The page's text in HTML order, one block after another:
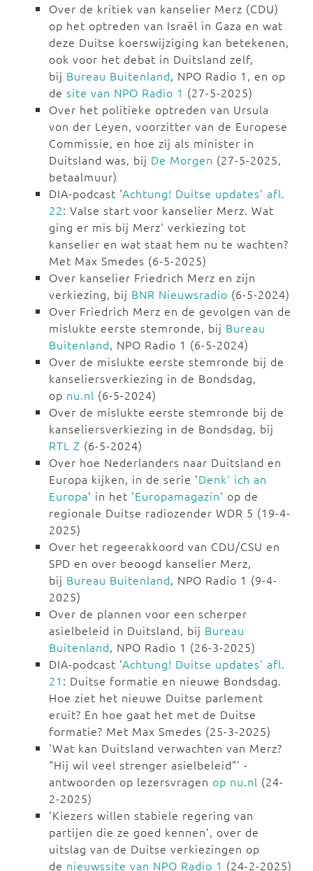
Over de kritiek van kanselier Merz (CDU)
op het optreden van Israël in Gaza en wat
deze Duitse koerswijziging kan betekenen,
ook voor het debat in Duitsland zelf,
bij Bureau Buitenland, NPO Radio 1, en op
de site van NPO Radio 1 (27-5-2025)
Over het politieke optreden van Ursula
von der Leyen, voorzitter van de Europese
Commissie, en hoe zij als minister in
Duitsland was, bij De Morgen (27-5-2025,
betaalmuur)
DIA-podcast 'Achtung! Duitse updates' afl.
22: Valse start voor kanselier Merz. Wat
ging er mis bij Merz' verkiezing tot
kanselier en wat staat hem nu te wachten?
Met Max Smedes (6-5-2025)
Over kanselier Friedrich Merz en zijn
verkiezing, bij BNR Nieuwsradio (6-5-2024)
Over Friedrich Merz en de gevolgen van de
mislukte eerste stemronde, bij Bureau
Buitenland, NPO Radio 1 (6-5-2024)
Over de mislukte eerste stemronde bij de
kanseliersverkiezing in de Bondsdag,
op nu.nl (6-5-2024)
Over de mislukte eerste stemronde bij de
kanseliersverkiezing in de Bondsdag, bij
RTL Z (6-5-2024)
Over hoe Nederlanders naar Duitsland en
Europa kijken, in de serie 'Denk' ich an
Europa' in het 'Europamagazin' op de
regionale Duitse radiozender WDR 5 (19-4-
2025)
Over het regeerakkoord van CDU/CSU en
SPD en over beoogd kanselier Merz,
bij Bureau Buitenland, NPO Radio 1 (9-4-
2025)
Over de plannen voor een scherper
asielbeleid in Duitsland, bij Bureau
Buitenland, NPO Radio 1 (26-3-2025)
DIA-podcast 'Achtung! Duitse updates' afl.
21 : Duitse formatie en nieuwe Bondsdag.
Hoe ziet het nieuwe Duitse parlement
eruit? En hoe gaat het met de Duitse
formatie? Met Max Smedes (25-3-2025)
'Wat kan Duitsland verwachten van Merz?
"Hij wil veel strenger asielbeleid"' -
antwoorden op lezersvragen op nu.nl (24-
2-2025)
'Kiezers willen stabiele regering van
partijen die ze goed kennen', over de
uitslag van de Duitse verkiezingen op
de nieuwssite van NPO Radio 1 (24-2-2025)